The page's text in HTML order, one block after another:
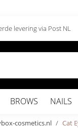
levering via Post NL
BROWS NAILS
cosmetics.nl Cat